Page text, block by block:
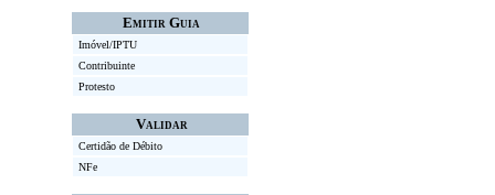
Emitir Guia
Imóvel/IPTU
Contribuinte
Protesto
Validar
Certidão de Débito
NFe